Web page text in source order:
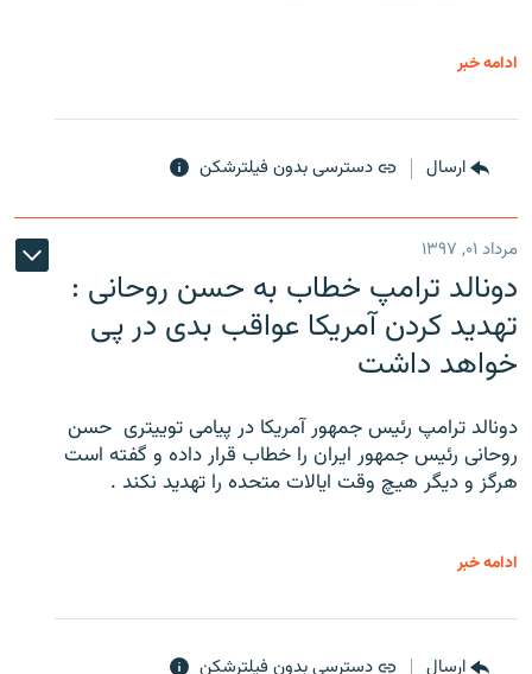
ادامه خبر
ارسال دسترسی بدون فیلترشکن
مرداد ۰۱, ۱۳۹۷
دونالد ترامپ خطاب به حسن روحانی :
تهدید کردن آمریکا عواقب بدی در پی
خواهد داشت
دونالد ترامپ رئیس جمهور آمریکا در پیامی توییتری ‌ حسن
روحانی رئیس جمهور ایران را خطاب قرار داده و گفته است
هرگز و دیگر هیچ وقت ایالات متحده را تهدید نکند .
ادامه خبر
ارسال دسترسی بدون فیلترشکن